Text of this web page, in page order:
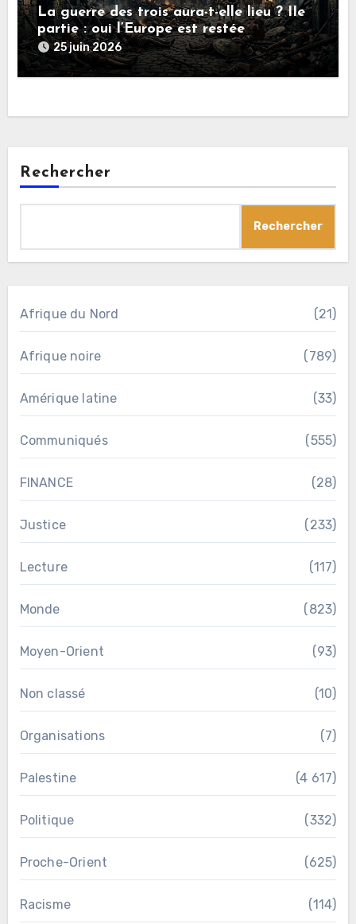
La guerre des trois aura-t-elle lieu ? IIe
partie : oui l’Europe est restée
rationnelle !
25 juin 2026
Rechercher
Rechercher
Afrique du Nord (21)
Afrique noire (789)
Amérique latine (33)
Communiqués (555)
FINANCE (28)
Justice (233)
Lecture (117)
Monde (823)
Moyen-Orient (93)
Non classé (10)
Organisations (7)
Palestine (4 617)
Politique (332)
Proche-Orient (625)
Racisme (114)